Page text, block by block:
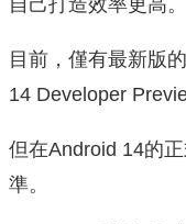
自己打造效率更高。
目前，僅有最新版
14 Developer
但在Android 14的
準。